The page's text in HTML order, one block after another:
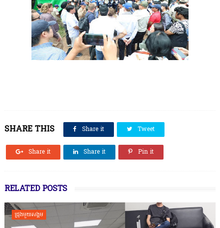
SHARE THIS Share it Tweet
Share it Share it Pin it
RELATED POSTS
ជ្រុងមួយសង្គម